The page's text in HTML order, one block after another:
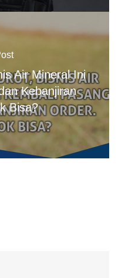
Air Mineral Ini
Kebanjiran
Bisa?